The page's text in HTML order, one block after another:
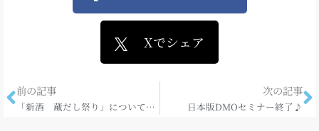
Xでシェア
前の記事
「新酒 蔵だし祭り」について残念なご報告です。
次の記事
日本版DMOセミナー終了♪